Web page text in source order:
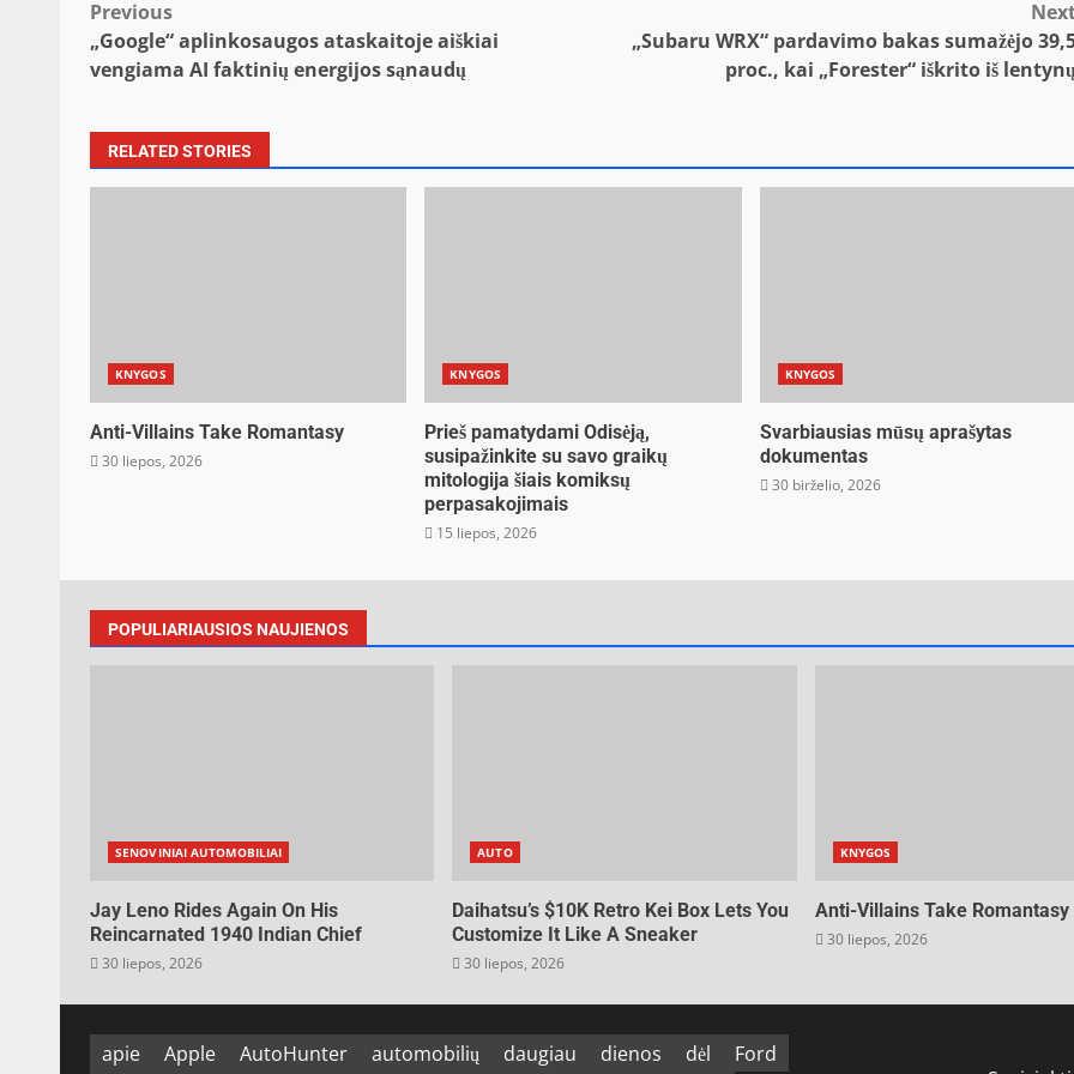
Post
navigation
Previous
„Google“ aplinkosaugos ataskaitoje aiškiai
vengiama AI faktinių energijos sąnaudų
„Subaru WRX“ pardavimo bakas sumažėjo
proc., kai „Forester“ iškrito iš
RELATED STORIES
KNYGOS
Anti-Villains Take Romantasy
30 liepos, 2026
KNYGOS
Prieš pamatydami Odisėją,
susipažinkite su savo graikų
mitologija šiais komiksų
perpasakojimais
15 liepos, 2026
KNYGOS
Svarbiausias mūsų aprašytas
dokumentas
30 birželio, 2026
POPULIARIAUSIOS NAUJIENOS
SENOVINIAI AUTOMOBILIAI
Jay Leno Rides Again On His
Reincarnated 1940 Indian Chief
30 liepos, 2026
AUTO
Daihatsu’s $10K Retro Kei Box Lets You
Customize It Like A Sneaker
30 liepos, 2026
KNYGOS
Anti-Villains Take Romantasy
30 liepos, 2026
apie Apple AutoHunter automobilių daugiau dienos dėl
Ford